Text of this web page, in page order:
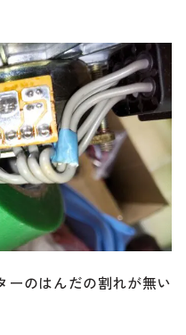
ーのはんだの割れが無い